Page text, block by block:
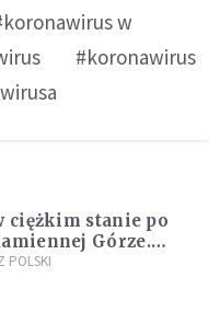
w
#koronawirus
ciężkim stanie po
Górze.
dwóch
POLSKI